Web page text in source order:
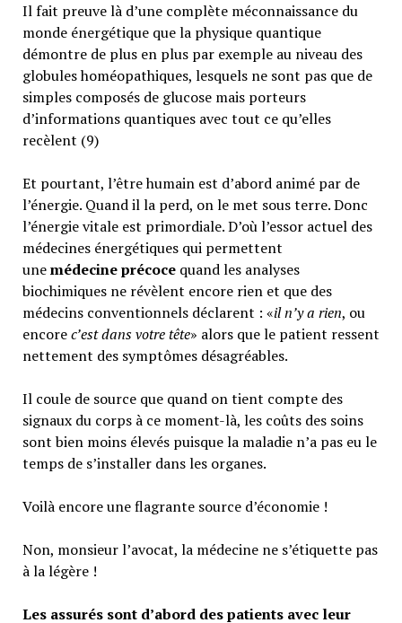
Il fait preuve là d’une complète méconnaissance du
monde énergétique que la physique quantique
démontre de plus en plus par exemple au niveau des
globules homéopathiques, lesquels ne sont pas que de
simples composés de glucose mais porteurs
d’informations quantiques avec tout ce qu’elles
recèlent (9)
Et pourtant, l’être humain est d’abord animé par de
l’énergie. Quand il la perd, on le met sous terre. Donc
l’énergie vitale est primordiale. D’où l’essor actuel des
médecines énergétiques qui permettent
unemédecine précoce quand les analyses
biochimiques ne révèlent encore rien et que des
médecins conventionnels déclarent : «il n’y a rien, ou
encorec’est dans votre tête» alors que le patient ressent
nettement des symptômes désagréables.
Il coule de source que quand on tient compte des
signaux du corps à ce moment-là, les coûts des soins
sont bien moins élevés puisque la maladie n’a pas eu le
temps de s’installer dans les organes.
Voilà encore une flagrante source d’économie !
Non, monsieur l’avocat, la médecine ne s’étiquette pas
à la légère !
Les assurés sont d’abord des patients avec leur